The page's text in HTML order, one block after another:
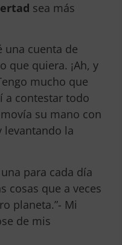
sea más
una cuenta de
que quiera. ¡Ah, y
mucho que
a contestar todo
su mano con
levantando la
para cada día
cosas que a veces
planeta.”- Mi
de mis